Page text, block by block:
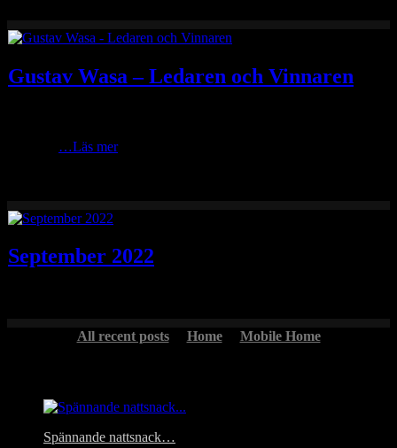
Gustav Wasa – Ledaren och Vinnaren
…Läs mer
September 2022
All recent posts Home Mobile Home
Spännande nattsnack…